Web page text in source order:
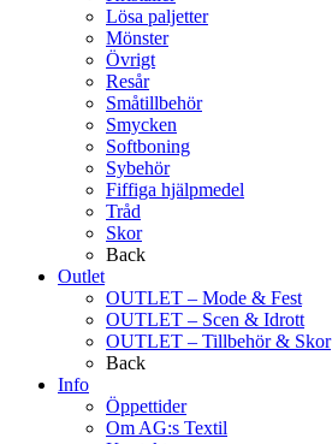
Lösa paljetter
Mönster
Övrigt
Resår
Småtillbehör
Smycken
Softboning
Sybehör
Fiffiga hjälpmedel
Tråd
Skor
Back
Outlet
OUTLET – Mode & Fest
OUTLET – Scen & Idrott
OUTLET – Tillbehör & Skor
Back
Info
Öppettider
Om AG:s Textil